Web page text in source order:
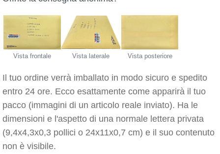
Vista frontale Vista laterale Vista posteriore
Il tuo ordine verrà imballato in modo sicuro e spedito
entro 24 ore. Ecco esattamente come apparirà il tuo
pacco (immagini di un articolo reale inviato). Ha le
dimensioni e l'aspetto di una normale lettera privata
(9,4x4,3x0,3 pollici o 24x11x0,7 cm) e il suo contenuto
non è visibile.